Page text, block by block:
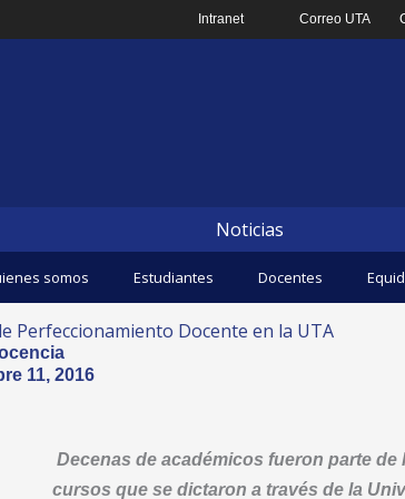
Intranet Correo UTA
Noticias
somos Estudiantes Docentes
Perfeccionamiento Docente en la UTA
11, 2016
Decenas de académicos fueron parte de
cursos que se dictaron a través de la